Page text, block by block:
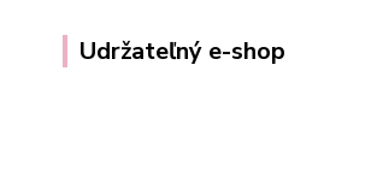
Udržateľný e-shop